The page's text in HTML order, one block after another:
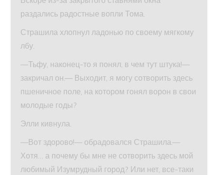
раздались радостные вопли Тома.
Страшила хлопнул ладонью по своему мягкому
лбу.
—Тьфу, наконец-то я понял, в чем тут штука!—
закричал он.— Выходит, я могу сотворить здесь
пшеничное поле, на котором гонял ворон в свои
молодые годы?
Элли кивнула.
—Вот здорово!— обрадовался Страшила.—
Хотя… а почему бы мне не сотворить здесь мой
любимый Изумрудный город? Или нет, все-таки